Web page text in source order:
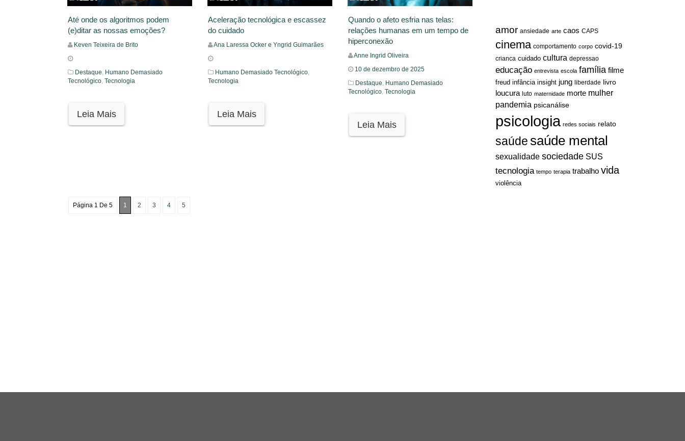
amor ansiedade arte caos CAPS
cinema comportamento corpo covid-19
crianca cuidado cultura depressao
educação entrevista escola família filme
freud infância insight jung liberdade livro
loucura luto maternidade morte mulher
pandemia psicanálise
psicologia redes sociais relato
saúdesaúde mental
sexualidade sociedade SUS
tecnologia tempo terapia trabalho vida
violência
Até onde os algoritmos podem
(e)ditar as nossas emoções?
Keven Teixeira de Brito
Destaque, Humano Demasiado
Tecnológico, Tecnologia
Leia Mais
Aceleração tecnológica e escassez
do cuidado
Ana Laressa Ocker e Yngrid Guimarães
Humano Demasiado Tecnológico,
Tecnologia
Leia Mais
Quando o afeto esfria nas telas:
relações humanas em um tempo de
hiperconexão
Anne Ingrid Oliveira
10 de dezembro de 2025
Destaque, Humano Demasiado
Tecnológico, Tecnologia
Leia Mais
Página 1 De 5 1 2 3 4 5